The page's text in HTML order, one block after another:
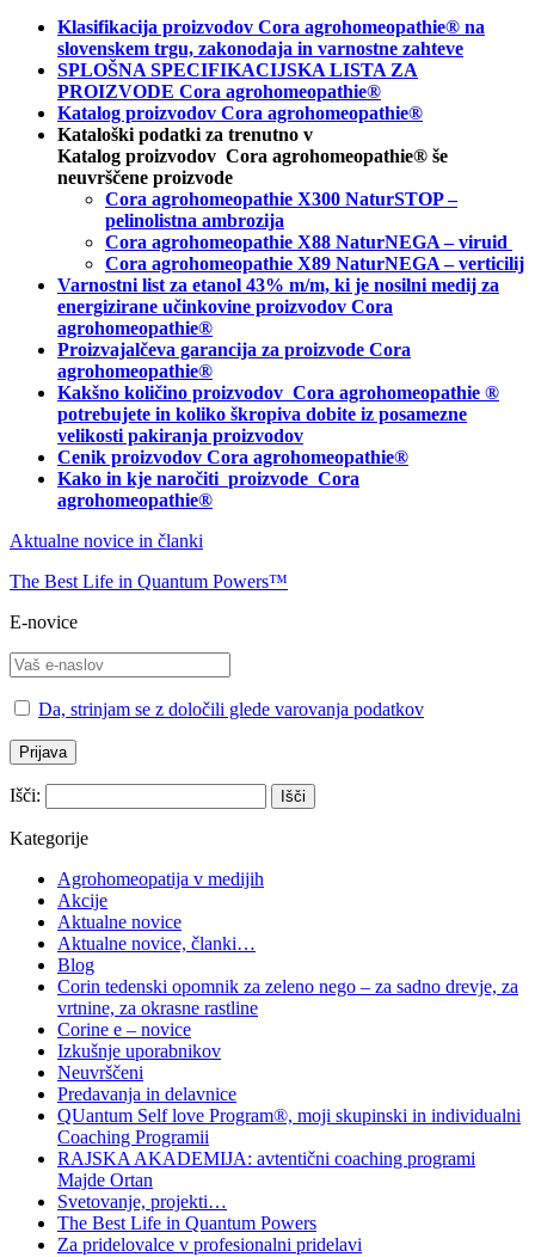
Klasifikacija proizvodov Cora agrohomeopathie® na
slovenskem trgu, zakonodaja in varnostne zahteve
SPLOŠNA SPECIFIKACIJSKA LISTA ZA
PROIZVODE Cora agrohomeopathie®
Katalog proizvodov Cora agrohomeopathie®
Kataloški podatki za trenutno v
Katalog proizvodov Cora agrohomeopathie® še
neuvrščene proizvode
Cora agrohomeopathie X300 NaturSTOP –
pelinolistna ambrozija
Cora agrohomeopathie X88 NaturNEGA – viruid
Cora agrohomeopathie X89 NaturNEGA – verticilij
Varnostni list za etanol 43% m/m, ki je nosilni medij za
energizirane učinkovine proizvodov Cora
agrohomeopathie®
Proizvajalčeva garancija za proizvode Cora
agrohomeopathie®
Kakšno količino proizvodov Cora agrohomeopathie ®
potrebujete in koliko škropiva dobite iz posamezne
velikosti pakiranja proizvodov
Cenik proizvodov Cora agrohomeopathie®
Kako in kje naročiti proizvode Cora
agrohomeopathie®
Aktualne novice in članki
The Best Life in Quantum Powers™
E-novice
Da, strinjam se z določili glede varovanja podatkov
Išči:
Kategorije
Agrohomeopatija v medijih
Akcije
Aktualne novice
Aktualne novice, članki…
Blog
Corin tedenski opomnik za zeleno nego – za sadno drevje, za
vrtnine, za okrasne rastline
Corine e – novice
Izkušnje uporabnikov
Neuvrščeni
Predavanja in delavnice
QUantum Self love Program®, moji skupinski in individualni
Coaching Programii
RAJSKA AKADEMIJA: avtentični coaching programi
Majde Ortan
Svetovanje, projekti…
The Best Life in Quantum Powers
Za pridelovalce v profesionalni pridelavi